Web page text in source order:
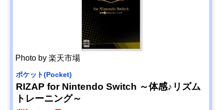
Photo by 楽天市場
ポケット(Pocket)
RIZAP for Nintendo Switch ～体感♪リズム
トレーニング～